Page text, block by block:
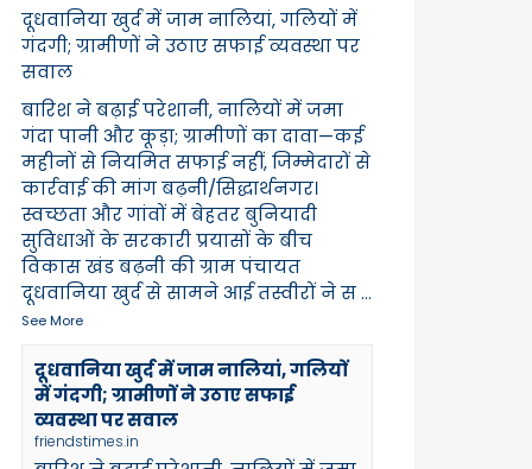
दूधवानिया खुर्द में जाम नालियां, गलियों में
गंदगी; ग्रामीणों ने उठाए सफाई व्यवस्था पर
सवाल
बारिश ने बढ़ाई परेशानी, नालियों में जमा
गंदा पानी और कूड़ा; ग्रामीणों का दावा—कई
महीनों से नियमित सफाई नहीं, जिम्मेदारों से
कार्रवाई की मांग बढ़नी/सिद्धार्थनगर।
स्वच्छता और गांवों में बेहतर बुनियादी
सुविधाओं के सरकारी प्रयासों के बीच
विकास खंड बढ़नी की ग्राम पंचायत
दूधवानिया खुर्द से सामने आई तस्वीरों ने स...
See More
दूधवानिया खुर्द में जाम नालियां, गलियों
में गंदगी; ग्रामीणों ने उठाए सफाई
व्यवस्था पर सवाल
friendstimes.in